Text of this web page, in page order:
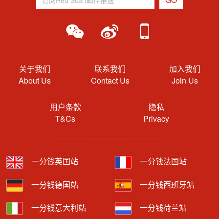
关于我们
About Us
联系我们
Contact Us
加入我们
Join Us
用户条款
T&Cs
隐私
Privacy
一分钱英国站 一分钱法国站
一分钱德国站 一分钱西班牙站
一分钱意大利站 一分钱荷兰站